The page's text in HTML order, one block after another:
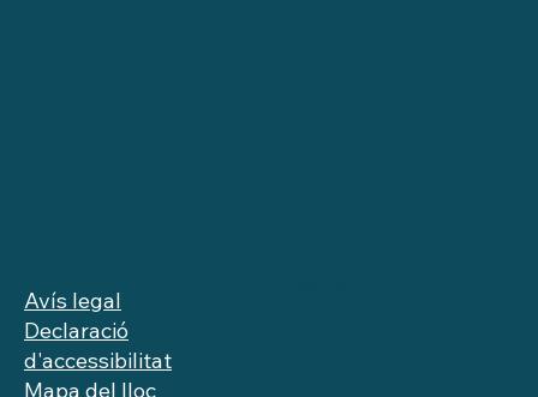
Avís legal
Declaració
d'accessibilitat
Mapa del lloc